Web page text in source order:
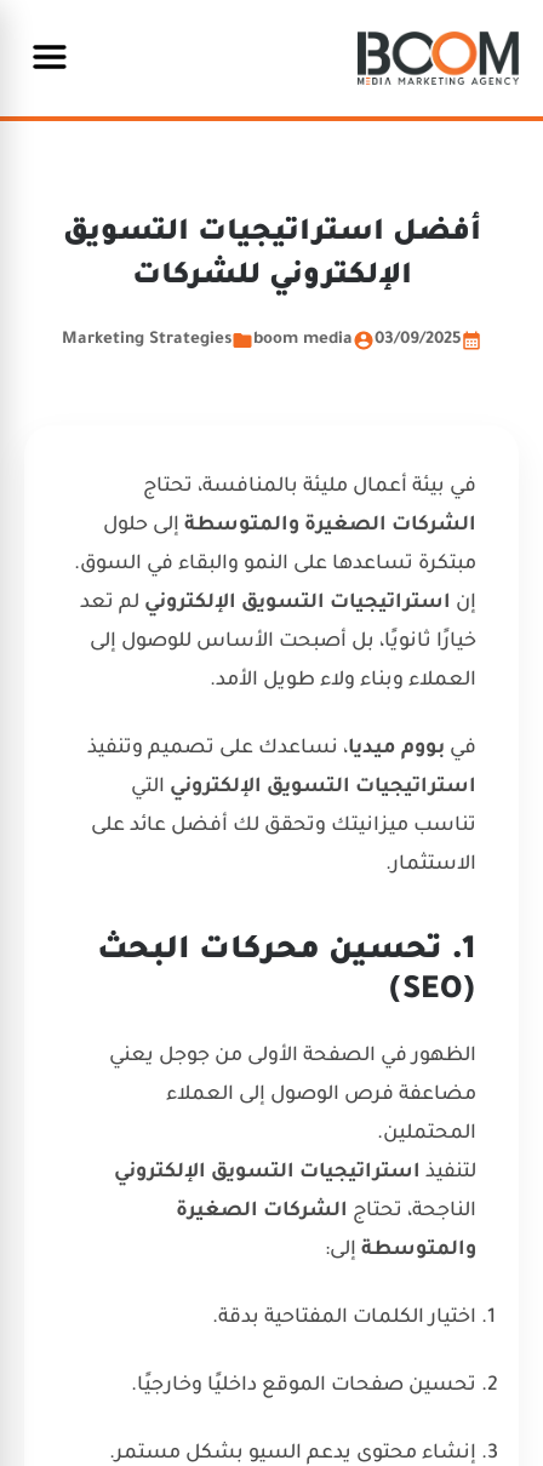
أفضل استراتيجيات التسويق
الإلكتروني للشركات
03/09/2025
boom media
Marketing Strategies
في بيئة أعمال مليئة بالمنافسة، تحتاج
الشركات الصغيرة والمتوسطة إلى حلول
مبتكرة تساعدها على النمو والبقاء في السوق.
إن استراتيجيات التسويق الإلكتروني لم تعد
خيارًا ثانويًا، بل أصبحت الأساس للوصول إلى
العملاء وبناء ولاء طويل الأمد.
في بووم ميديا، نساعدك على تصميم وتنفيذ
استراتيجيات التسويق الإلكتروني التي
تناسب ميزانيتك وتحقق لك أفضل عائد على
الاستثمار.
1. تحسين محركات البحث
(SEO)
الظهور في الصفحة الأولى من جوجل يعني
مضاعفة فرص الوصول إلى العملاء
المحتملين.
لتنفيذ استراتيجيات التسويق الإلكتروني
الناجحة، تحتاج الشركات الصغيرة
والمتوسطة إلى:
اختيار الكلمات المفتاحية بدقة.
تحسين صفحات الموقع داخليًا وخارجيًا.
إنشاء محتوى يدعم السيو بشكل مستمر.